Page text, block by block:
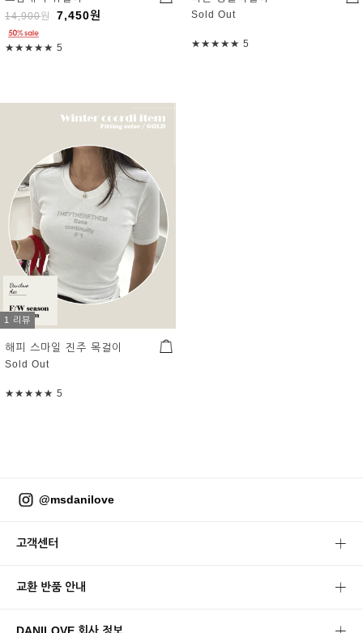
14,900원 7,450원
★★★★★ 5
Sold Out
★★★★★ 5
1 리뷰
해피 스마일 진주 목걸이
Sold Out
★★★★★ 5
@msdanilove
고객센터
교환 반품 안내
DANILOVE 회사 정보